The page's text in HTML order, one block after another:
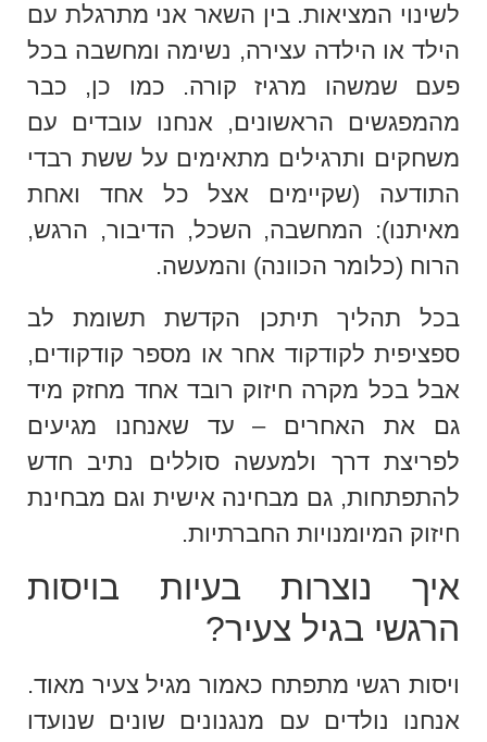
לשינוי המציאות. בין השאר אני מתרגלת עם
הילד או הילדה עצירה, נשימה ומחשבה בכל
פעם שמשהו מרגיז קורה. כמו כן, כבר
מהמפגשים הראשונים, אנחנו עובדים עם
משחקים ותרגילים מתאימים על ששת רבדי
התודעה (שקיימים אצל כל אחד ואחת
מאיתנו): המחשבה, השכל, הדיבור, הרגש,
הרוח (כלומר הכוונה) והמעשה.
בכל תהליך תיתכן הקדשת תשומת לב
ספציפית לקודקוד אחר או מספר קודקודים,
אבל בכל מקרה חיזוק רובד אחד מחזק מיד
גם את האחרים – עד שאנחנו מגיעים
לפריצת דרך ולמעשה סוללים נתיב חדש
להתפתחות, גם מבחינה אישית וגם מבחינת
חיזוק המיומנויות החברתיות.
איך נוצרות בעיות בויסות
הרגשי בגיל צעיר?
ויסות רגשי מתפתח כאמור מגיל צעיר מאוד.
אנחנו נולדים עם מנגנונים שונים שנועדו